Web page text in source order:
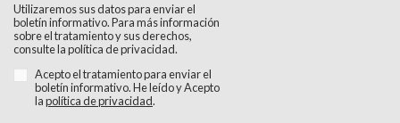
Utilizaremos sus datos para enviar el
boletín informativo. Para más información
sobre el tratamiento y sus derechos,
consulte la política de privacidad.
Acepto el tratamiento para enviar el
boletín informativo. He leído y Acepto
lapolítica de privacidad.